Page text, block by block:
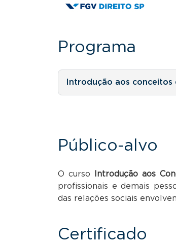
Programa
Introdução aos conceitos
Público-alvo
O curso Introdução aos
profissionais e demais
das relações sociais
Certificado